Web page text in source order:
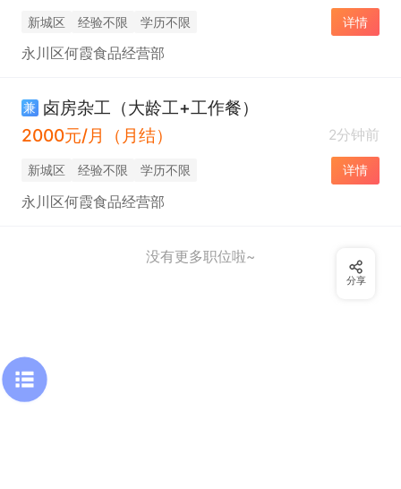
新城区 经验不限 学历不限 详情
永川区何霞食品经营部
兼 卤房杂工（大龄工+工作餐）
2000元/月（月结）
2分钟前
新城区 经验不限 学历不限 详情
永川区何霞食品经营部
没有更多职位啦~
分享